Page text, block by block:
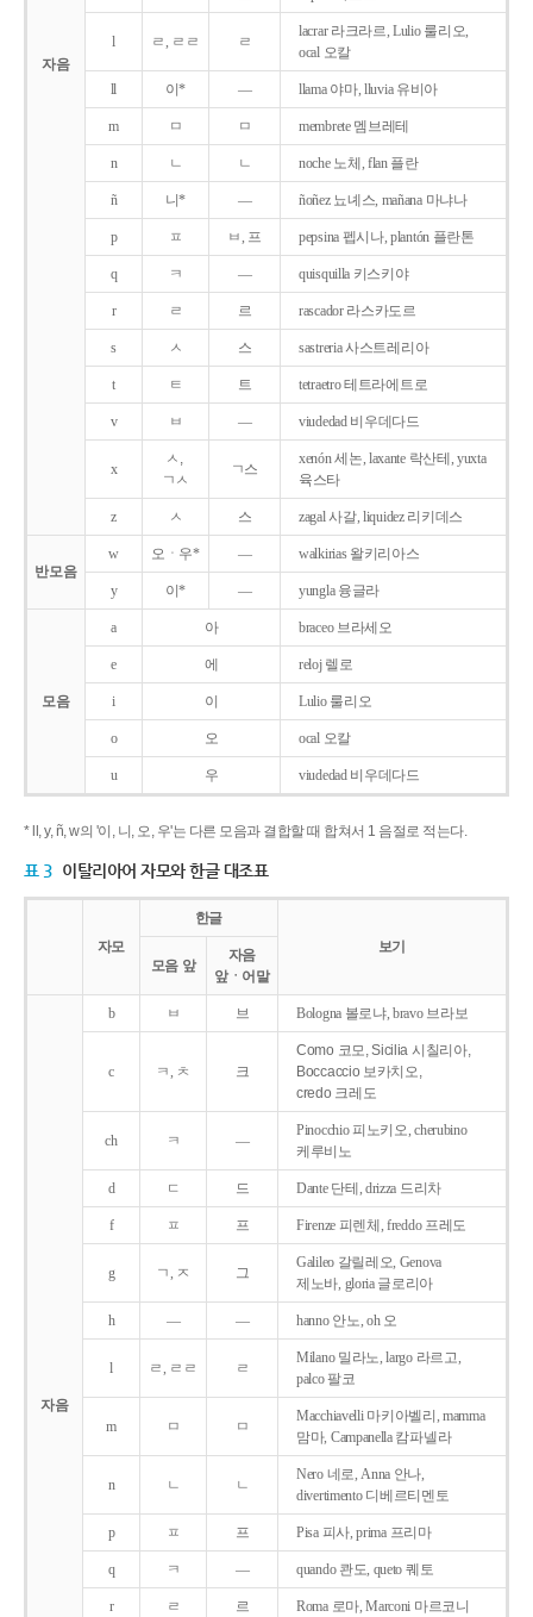
자음
l ㄹ, ㄹㄹ ㄹ
lacrar 라크라르, Lulio 룰리오,
ocal 오칼
ll 이* ― llama 야마, lluvia 유비아
m ㅁ ㅁ membrete 멤브레테
n ㄴ ㄴ noche 노체, flan 플란
ñ 니* ― ñoñez 뇨녜스, mañana 마냐나
p ㅍ ㅂ, 프 pepsina 펩시나, plantón 플란톤
q ㅋ ― quisquilla 키스키야
r ㄹ 르 rascador 라스카도르
s ㅅ 스 sastreria 사스트레리아
t ㅌ 트 tetraetro 테트라에트로
v ㅂ ― viudedad 비우데다드
x
ㅅ,
ㄱㅅ
ㄱ스
xenón 세논, laxante 락산테, yuxta
육스타
z ㅅ 스 zagal 사갈, liquidez 리키데스
반모음
w 오ㆍ우* ― walkirias 왈키리아스
y 이* ― yungla 융글라
모음
a 아 braceo 브라세오
e 에 reloj 렐로
i 이 Lulio 룰리오
o 오 ocal 오칼
u 우 viudedad 비우데다드
* ll, y, ñ, w의 '이, 니, 오, 우'는 다른 모음과 결합할 때 합쳐서 1 음절로 적는다.
표 3 이탈리아어 자모와 한글 대조표
자모
한글
보기
모음 앞
자음
앞ㆍ어말
자음
b ㅂ 브 Bologna 볼로냐, bravo 브라보
c ㅋ, ㅊ 크
Como 코모, Sicilia 시칠리아,
Boccaccio 보카치오,
credo 크레도
ch ㅋ ―
Pinocchio 피노키오, cherubino
케루비노
d ㄷ 드 Dante 단테, drizza 드리차
f ㅍ 프 Firenze 피렌체, freddo 프레도
g ㄱ, ㅈ 그
Galileo 갈릴레오, Genova
제노바, gloria 글로리아
h ― ― hanno 안노, oh 오
l ㄹ, ㄹㄹ ㄹ
Milano 밀라노, largo 라르고,
palco 팔코
m ㅁ ㅁ
Macchiavelli 마키아벨리, mamma
맘마, Campanella 캄파넬라
n ㄴ ㄴ
Nero 네로, Anna 안나,
divertimento 디베르티멘토
p ㅍ 프 Pisa 피사, prima 프리마
q ㅋ ― quando 콴도, queto 퀘토
r ㄹ 르 Roma 로마, Marconi 마르코니